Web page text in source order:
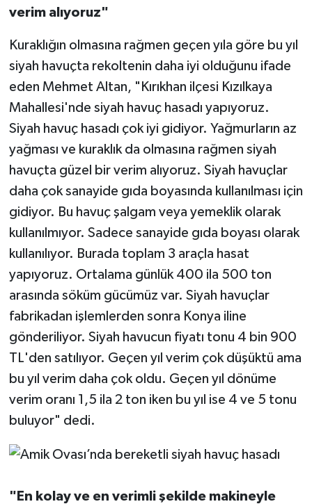
verim alıyoruz"
Kuraklığın olmasına rağmen geçen yıla göre bu yıl
siyah havuçta rekoltenin daha iyi olduğunu ifade
eden Mehmet Altan, "Kırıkhan ilçesi Kızılkaya
Mahallesi'nde siyah havuç hasadı yapıyoruz.
Siyah havuç hasadı çok iyi gidiyor. Yağmurların az
yağması ve kuraklık da olmasına rağmen siyah
havuçta güzel bir verim alıyoruz. Siyah havuçlar
daha çok sanayide gıda boyasında kullanılması için
gidiyor. Bu havuç şalgam veya yemeklik olarak
kullanılmıyor. Sadece sanayide gıda boyası olarak
kullanılıyor. Burada toplam 3 araçla hasat
yapıyoruz. Ortalama günlük 400 ila 500 ton
arasında söküm gücümüz var. Siyah havuçlar
fabrikadan işlemlerden sonra Konya iline
gönderiliyor. Siyah havucun fiyatı tonu 4 bin 900
TL'den satılıyor. Geçen yıl verim çok düşüktü ama
bu yıl verim daha çok oldu. Geçen yıl dönüme
verim oranı 1,5 ila 2 ton iken bu yıl ise 4 ve 5 tonu
buluyor" dedi.
"En kolay ve en verimli şekilde makineyle